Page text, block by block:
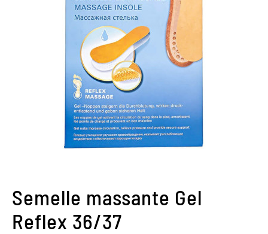
Semelle massante Gel
Reflex 36/37